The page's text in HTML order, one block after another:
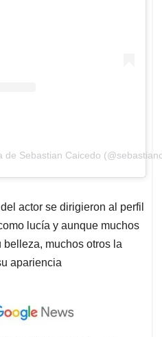
de Sebastian Caicedo
actor se dirigieron al perfil
lucía y aunque muchos
muchos otros la
apariencia